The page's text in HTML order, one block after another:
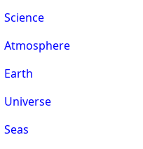
Science
Atmosphere
Earth
Universe
Seas